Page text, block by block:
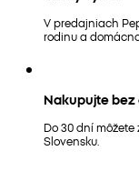
V predajniach
rodinu a
Nakupujte bez
Do 30 dní
Slovensku.